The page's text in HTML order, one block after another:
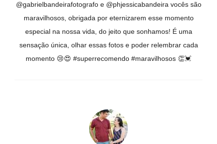
@gabrielbandeirafotografo e @phjessicabandeira vocês são
maravilhosos, obrigada por eternizarem esse momento
especial na nossa vida, do jeito que sonhamos! É uma
sensação única, olhar essas fotos e poder relembrar cada
momento 😢😍 #superrecomendo #maravilhosos 👏💓